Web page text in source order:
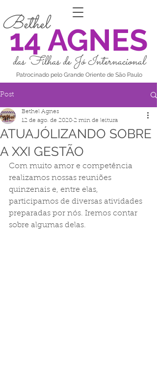
14 AGNES
Bethel
Patrocinado pelo Grande Oriente de São Paulo
das Filhas de Jó Internacional
Post
ATUAJÓLIZANDO SOBRE
A XXI GESTÃO
Bethel Agnes
12 de ago. de 2020 2 min de leitura
Com muito amor e competência
realizamos nossas reuniões
quinzenais e, entre elas,
participamos de diversas atividades
preparadas por nós. Iremos contar
sobre algumas delas.